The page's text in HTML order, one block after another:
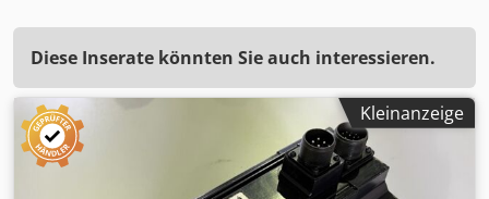
Diese Inserate könnten Sie auch interessieren.
Kleinanzeige